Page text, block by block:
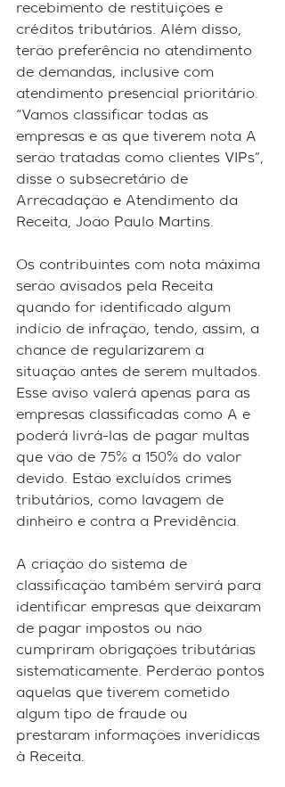
recebimento de restituições e
créditos tributários. Além disso,
terão preferência no atendimento
de demandas, inclusive com
atendimento presencial prioritário.
“Vamos classificar todas as
empresas e as que tiverem nota A
serão tratadas como clientes VIPs”,
disse o subsecretário de
Arrecadação e Atendimento da
Receita, João Paulo Martins.
Os contribuintes com nota máxima
serão avisados pela Receita
quando for identificado algum
indício de infração, tendo, assim, a
chance de regularizarem a
situação antes de serem multados.
Esse aviso valerá apenas para as
empresas classificadas como A e
poderá livrá-las de pagar multas
que vão de 75% a 150% do valor
devido. Estão excluídos crimes
tributários, como lavagem de
dinheiro e contra a Previdência.
A criação do sistema de
classificação também servirá para
identificar empresas que deixaram
de pagar impostos ou não
cumpriram obrigações tributárias
sistematicamente. Perderão pontos
aquelas que tiverem cometido
algum tipo de fraude ou
prestaram informações inverídicas
à Receita.